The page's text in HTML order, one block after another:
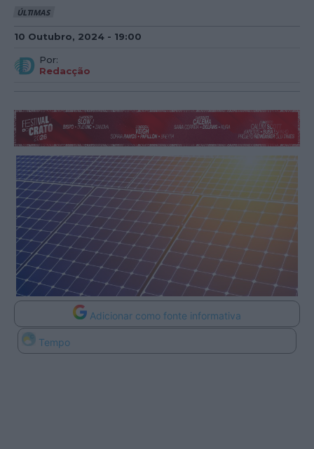
ÚLTIMAS
10 Outubro, 2024 - 19:00
Por:
Redacção
Adicionar como fonte informativa
Tempo